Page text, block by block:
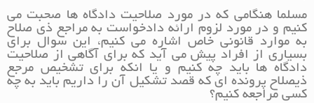
مسلما هنگامی که در مورد صلاحیت دادگاه ها صحبت می
کنیم و در مورد لزوم ارائه دادخواست به مراجع ذی صلاح
به موارد قانونی خاص اشاره می کنیم، این سوال برای
بسیاری از افراد پیش می آید که برای آگاهی از صلاحیت
دادگاه ها باید چه کنیم و یا انکه برای تشخیص مرجع
ذیصلاح پرونده ای که قصد تشکیل آن را داریم باید به چه
کسی مراجعه کنیم؟